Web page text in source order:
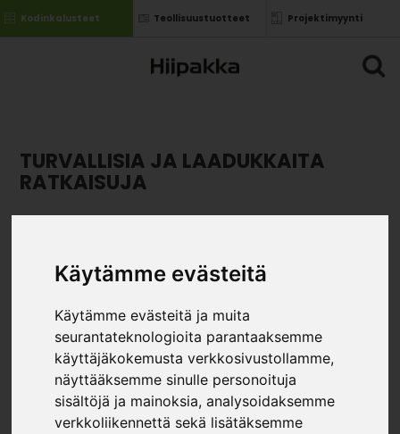
Käytämme evästeitä
Käytämme evästeitä ja muita
seurantateknologioita parantaaksemme
käyttäjäkokemusta verkkosivustollamme,
näyttääksemme sinulle personoituja
sisältöjä ja mainoksia, analysoidaksemme
verkkoliikennettä sekä lisätäksemme
Kodinkalusteet Teollisuustuotteet Projektimyynti
TURVALLISIA JA LAADUKKAITA
RATKAISUJA